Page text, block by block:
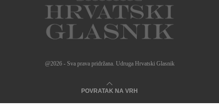
@2026 - Sva prava pridržana. Udruga Hrvatski Glasnik
POVRATAK NA VRH